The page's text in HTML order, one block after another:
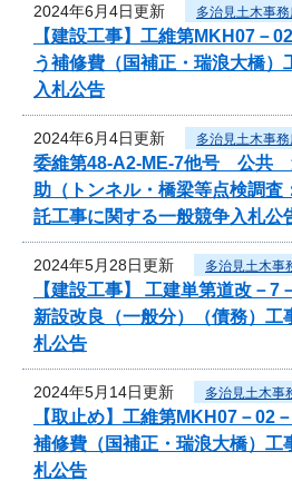
2024年6月4日更新 多治見土木事
【建設工事】工維第MKH07
う補修費（国補正・瑞浪大橋）
入札公告
2024年6月4日更新 多治見土木事
委維第48-A2-ME-7他号 公共
助（トンネル・橋梁等点検調査
託工事に関する一般競争入札公
2024年5月28日更新 多治見土木事
【建設工事】 工建単第道改
新設改良（一般分）（債務）工
札公告
2024年5月14日更新 多治見土木事
【取止め】工維第MKH07－
補修費（国補正・瑞浪大橋）工
札公告